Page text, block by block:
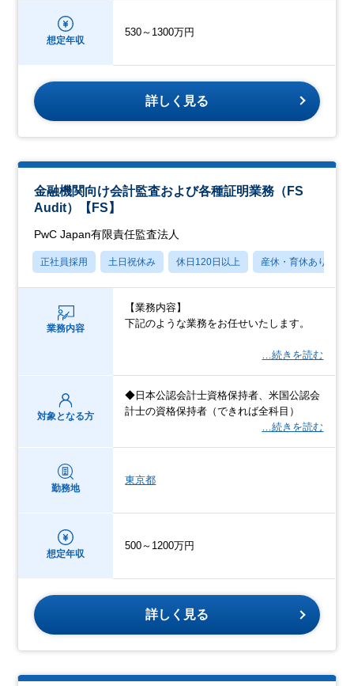
想定年収
530～1300万円
詳しく見る
金融機関向け会計監査および各種証明業務（FS
Audit）【FS】
PwC Japan有限責任監査法人
正社員採用 土日祝休み 休日120日以上 産休・育休あり
業務内容
【業務内容】
下記のような業務をお任せいたします。
…続きを読む
対象となる方
◆日本公認会計士資格保持者、米国公認会
計士の資格保持者（できれば全科目）
…続きを読む
勤務地
東京都
想定年収
500～1200万円
詳しく見る